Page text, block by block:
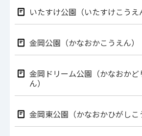
いたすけ公園（いたすけこうえ
金岡公園（かなおかこうえん）
金岡ドリーム公園（かなおかど
ん）
金岡東公園（かなおかひがしこ